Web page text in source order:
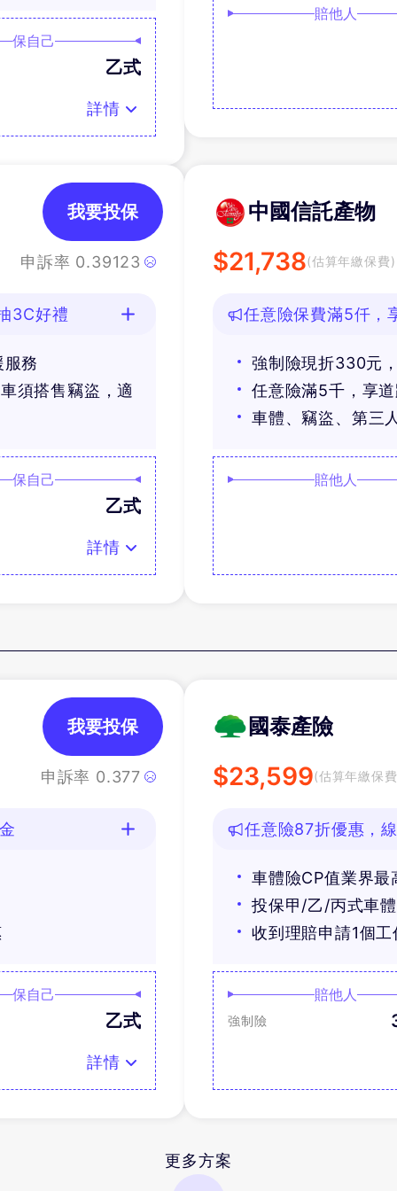
保自己
乙式
詳情
賠他人
申訴率 0.39123
我要投保
3C好禮
務
須搭售竊盜，適
保自己
乙式
詳情
中國信託產物
$21,738(估算年繳保費)
任意險保費滿5仟，
強制險現折330元
任意險滿5千，享
車體、竊盜、第三
賠他人
申訴率 0.377
我要投保
保自己
乙式
詳情
國泰產險
$23,599(估算年繳保
任意險87折優惠，
車體險CP值業界最
投保甲/乙/丙式車
收到理賠申請1個
賠他人
強制險
更多方案